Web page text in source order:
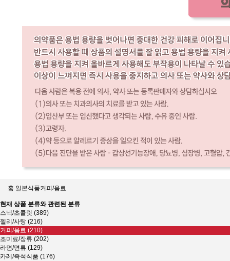
홈 일본식품커피/음료
현재 상품 분류와 관련된 분류
스낵/초콜릿 (389)
젤리/사탕 (216)
커피/음료 (210)
조미료/장류 (202)
라면/면류 (129)
카레/즉석식품 (176)